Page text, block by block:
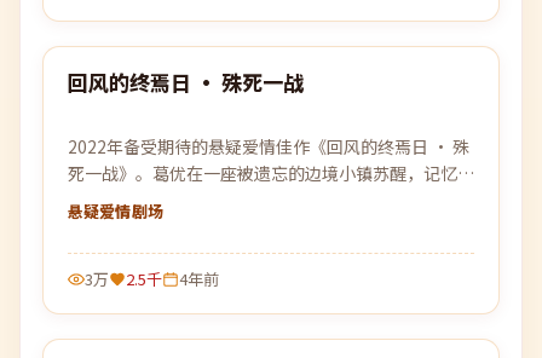
最新
88:21
回风的终焉日 · 殊死一战
2022年备受期待的悬疑爱情佳作《回风的终焉日 · 殊
死一战》。葛优在一座被遗忘的边境小镇苏醒，记忆却
像被刻意篡改，唯一线索是一张被烧毁的车票。
悬疑爱情剧场
3万 2.5千 4年前
99:23